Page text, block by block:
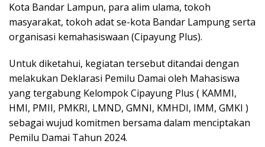
Kota Bandar Lampun, para alim ulama, tokoh
masyarakat, tokoh adat se-kota Bandar Lampung serta
organisasi kemahasiswaan (Cipayung Plus).
Untuk diketahui, kegiatan tersebut ditandai dengan
melakukan Deklarasi Pemilu Damai oleh Mahasiswa
yang tergabung Kelompok Cipayung Plus ( KAMMI,
HMI, PMII, PMKRI, LMND, GMNI, KMHDI, IMM, GMKI )
sebagai wujud komitmen bersama dalam menciptakan
Pemilu Damai Tahun 2024.